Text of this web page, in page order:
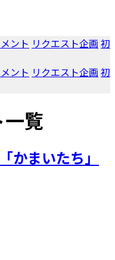
ント リクエスト企画 初
ント リクエスト企画 初
覧
まいたち」